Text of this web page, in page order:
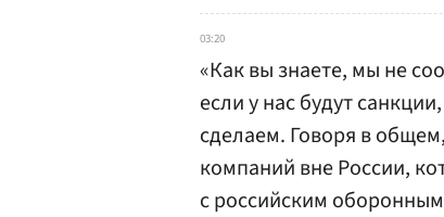
03:20
«Как вы знаете, мы не
если у нас будут
сделаем. Говоря в
компаний вне России,
с российским